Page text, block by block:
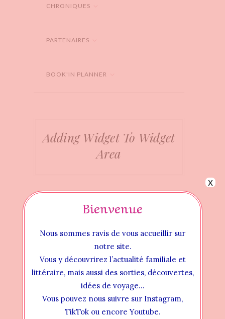
CHRONIQUES
PARTENAIRES
BOOK'IN PLANNER
Adding Widget To Widget
Area
Bienvenue
Nous sommes ravis de vous accueillir sur
notre site.
Vous y découvrirez l’actualité familiale et
littéraire, mais aussi des sorties, découvertes,
idées de voyage…
Vous pouvez nous suivre sur Instagram,
TikTok ou encore Youtube.
x